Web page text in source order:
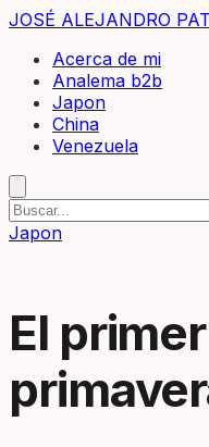
JOSÉ ALEJANDRO
Acerca de mi
Analema b2b
Japon
China
Venezuela
Japon
El